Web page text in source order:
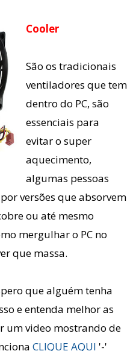
Cooler
São os tradicionais
ventiladores que tem
dentro do PC, são
essenciais para
evitar o super
aquecimento,
algumas pessoas
versões que absorvem
ou até mesmo
mergulhar o PC no
que massa.
que alguém tenha
e entenda melhor as
um video mostrando de
CLIQUE AQUI '-'